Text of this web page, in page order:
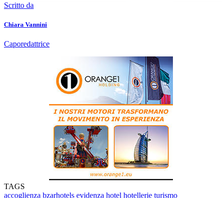
Scritto da
Chiara Vannini
Caporedattrice
TAGS
accoglienza bzarhotels evidenza hotel hotellerie turismo